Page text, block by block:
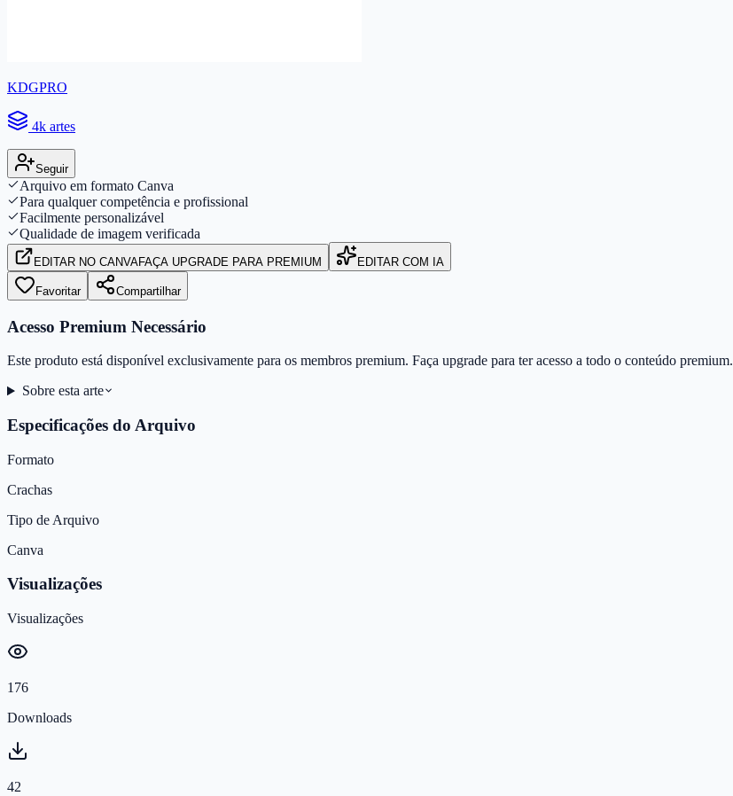
KDGPRO
4k artes
Seguir
Arquivo em formato Canva
Para qualquer competência e profissional
Facilmente personalizável
Qualidade de imagem verificada
EDITAR NO CANVAFAÇA UPGRADE PARA PREMIUM EDITAR COM IA
Favoritar Compartilhar
Acesso Premium Necessário
Este produto está disponível exclusivamente para os membros premium. Faça upgrade para ter acesso a todo o conteúdo premium.
Sobre esta arte
Especificações do Arquivo
Formato
Crachas
Tipo de Arquivo
Canva
Visualizações
Visualizações
176
Downloads
42